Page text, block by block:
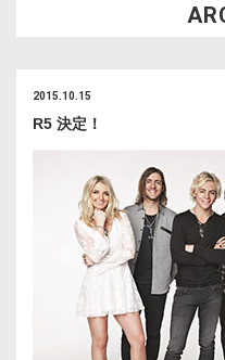
2015.10.15
R5 決定！